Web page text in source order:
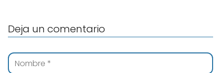
Deja un comentario